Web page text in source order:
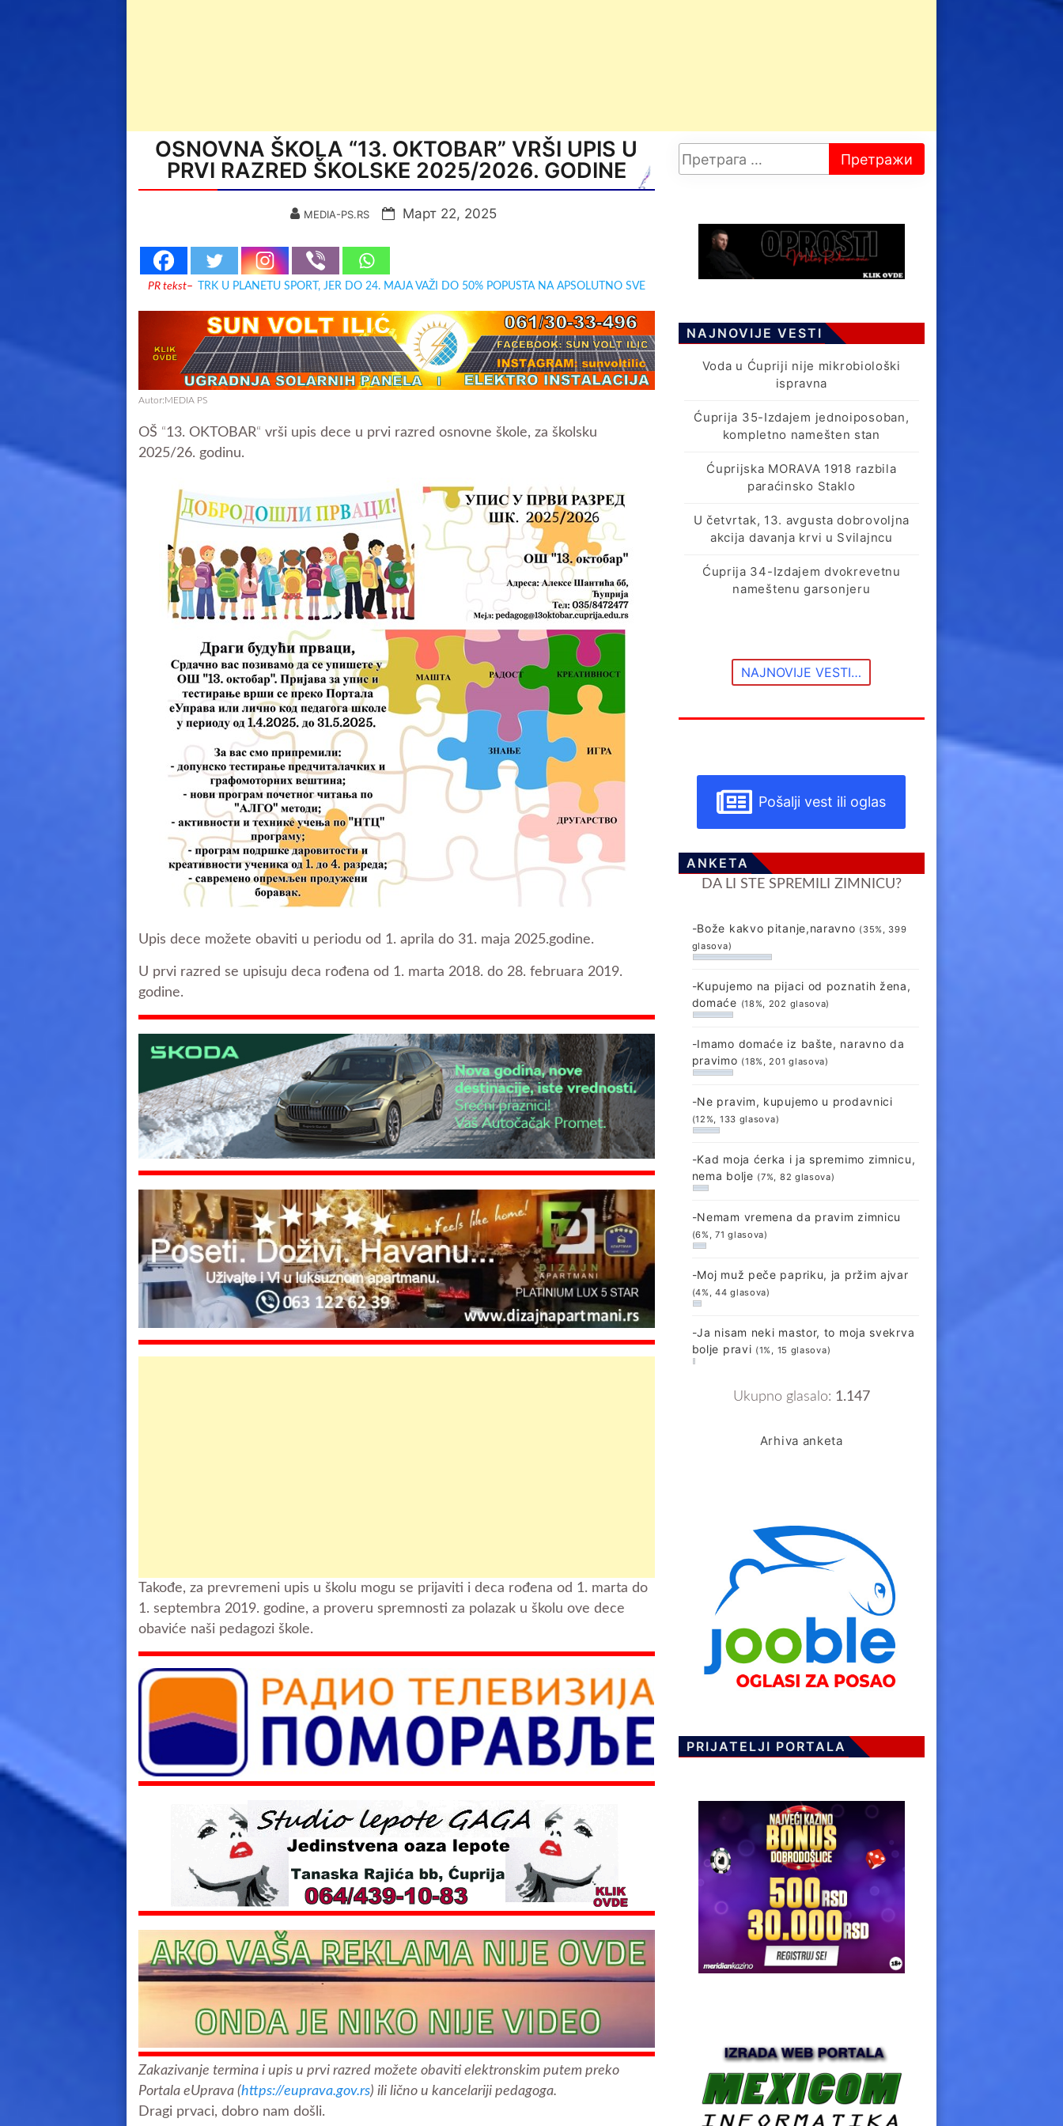
OSNOVNA ŠKOLA “13. OKTOBAR” VRŠI UPIS U
PRVI RAZRED ŠKOLSKE 2025/2026. GODINE
MEDIA-PS.RS Март 22, 2025
PR tekst– TRK U PLANETU SPORT, JER DO 24. MAJA VAŽI DO 50% POPUSTA NA APSOLUTNO SVE
Autor:MEDIA PS
OŠ “13. OKTOBAR“ vrši upis dece u prvi razred osnovne škole, za školsku
2025/26. godinu.
Upis dece možete obaviti u periodu od 1. aprila do 31. maja 2025.godine.
U prvi razred se upisuju deca rođena od 1. marta 2018. do 28. februara 2019.
godine.
Takođe, za prevremeni upis u školu mogu se prijaviti i deca rođena od 1. marta do
1. septembra 2019. godine, a proveru spremnosti za polazak u školu ove dece
obaviće naši pedagozi škole.
Zakazivanje termina i upis u prvi razred možete obaviti elektronskim putem preko
Portala eUprava (https://euprava.gov.rs) ili lično u kancelariji pedagoga.
Dragi prvaci, dobro nam došli.
NAJNOVIJE VESTI
Voda u Ćupriji nije mikrobiološki
ispravna
Ćuprija 35-Izdajem jednoiposoban,
kompletno namešten stan
Ćuprijska MORAVA 1918 razbila
paraćinsko Staklo
U četvrtak, 13. avgusta dobrovoljna
akcija davanja krvi u Svilajncu
Ćuprija 34-Izdajem dvokrevetnu
nameštenu garsonjeru
NAJNOVIJE VESTI…
Pošalji vest ili oglas
ANKETA
DA LI STE SPREMILI ZIMNICU?
-Bože kakvo pitanje,naravno (35%, 399
glasova)
-Kupujemo na pijaci od poznatih žena,
domaće (18%, 202 glasova)
-Imamo domaće iz bašte, naravno da
pravimo (18%, 201 glasova)
-Ne pravim, kupujemo u prodavnici
(12%, 133 glasova)
-Kad moja ćerka i ja spremimo zimnicu,
nema bolje (7%, 82 glasova)
-Nemam vremena da pravim zimnicu
(6%, 71 glasova)
-Moj muž peče papriku, ja pržim ajvar
(4%, 44 glasova)
-Ja nisam neki mastor, to moja svekrva
bolje pravi (1%, 15 glasova)
Ukupno glasalo: 1.147
Arhiva anketa
PRIJATELJI PORTALA